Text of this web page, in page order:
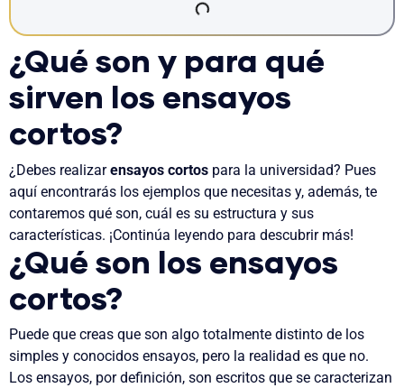
¿Qué son y para qué
sirven los ensayos
cortos?
¿ Debes realizarensayos cortos para la universidad? Pues
aquí encontrarás los ejemplos que necesitas y, además, te
contaremos qué son, cuál es su estructura y sus
características. ¡Continúa leyendo para descubrir más!
¿Qué son los ensayos
cortos?
Puede que creas que son algo totalmente distinto de los
simples y conocidos ensayos, pero la realidad es que no.
Los ensayos, por definición, son escritos que se caracterizan